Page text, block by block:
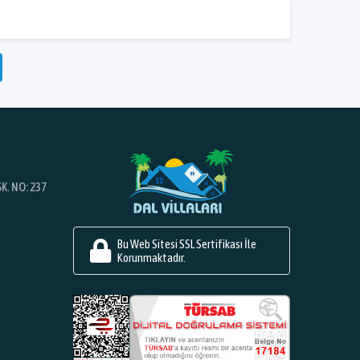
NO: 237
Bu Web Sitesi SSL Sertifikası İle
Korunmaktadır.